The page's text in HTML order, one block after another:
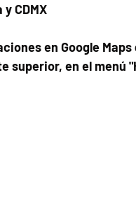
y CDMX
en Google
superior, en el menú